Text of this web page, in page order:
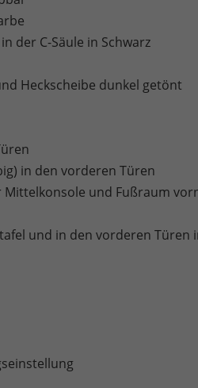
der C-Säule in Schwarz
Heckscheibe dunkel getönt
in den vorderen Türen
und Fußraum
und in den vorderen Türen